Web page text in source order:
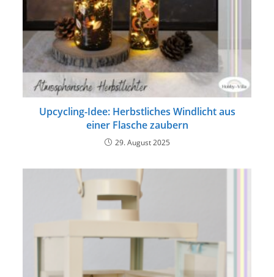
Upcycling-Idee: Herbstliches Windlicht aus
einer Flasche zaubern
29. August 2025